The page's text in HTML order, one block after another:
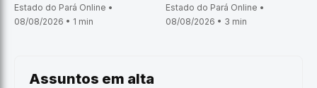
Estado do Pará Online •
08/08/2026 • 1 min
Estado do Pará Online •
08/08/2026 • 3 min
Assuntos em alta